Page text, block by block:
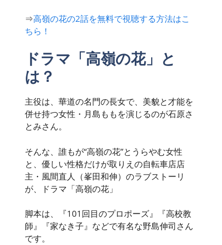
⇒高嶺の花の2話を無料で視聴する方法はこ
ちら！
ドラマ「高嶺の花」と
は？
主役は、華道の名門の長女で、美貌と才能を
併せ持つ女性・月島ももを演じるのが石原さ
とみさん。
そんな、誰もが“高嶺の花”とうらやむ女性
と、優しい性格だけが取りえの自転車店店
主・風間直人（峯田和伸）のラブストーリ
が、ドラマ「高嶺の花」
脚本は、『101回目のプロポーズ』『高校教
師』『家なき子』などで有名な野島伸司さん
です。